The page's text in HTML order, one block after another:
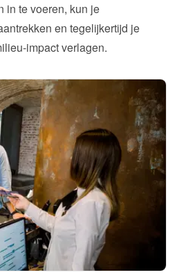
in te voeren, kun je
en tegelijkertijd je
impact verlagen.